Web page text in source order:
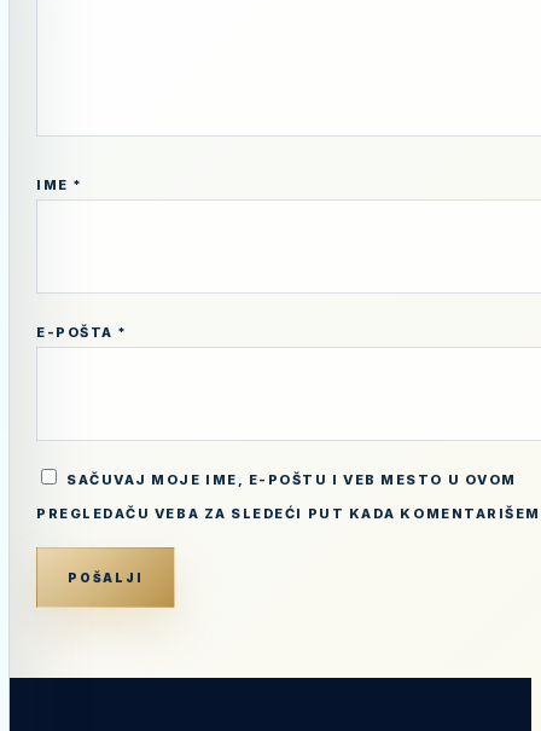
IME *
E-POŠTA *
SAČUVAJ MOJE IME, E-POŠTU I VEB MESTO U OVOM
PREGLEDAČU VEBA ZA SLEDEĆI PUT KADA